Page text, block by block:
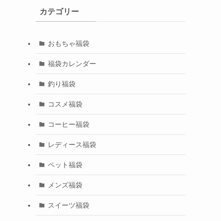
カテゴリー
おもちゃ福袋
福袋カレンダー
釣り福袋
コスメ福袋
コーヒー福袋
レディース福袋
ペット福袋
メンズ福袋
スイーツ福袋